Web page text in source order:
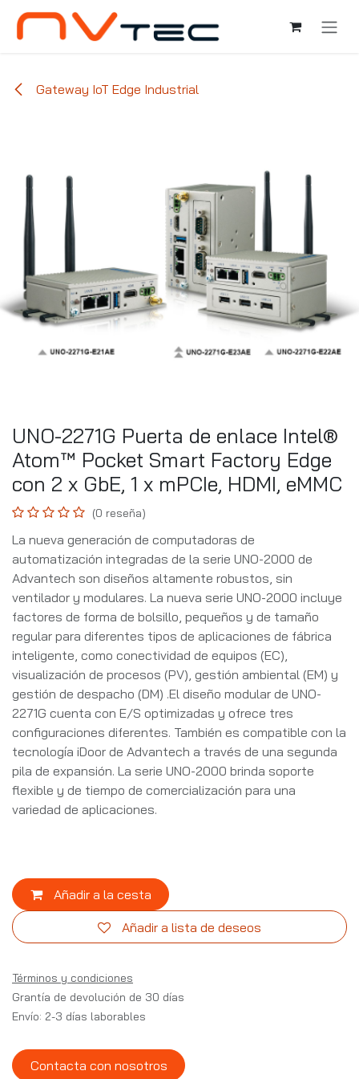
Ir al contenido
Gateway IoT Edge Industrial
UNO-2271G Puerta de enlace Intel®
Atom™ Pocket Smart Factory Edge
con 2 x GbE, 1 x mPCIe, HDMI, eMMC
(0 reseña)
La nueva generación de computadoras de
automatización integradas de la serie UNO-2000 de
Advantech son diseños altamente robustos, sin
ventilador y modulares. La nueva serie UNO-2000 incluye
factores de forma de bolsillo, pequeños y de tamaño
regular para diferentes tipos de aplicaciones de fábrica
inteligente, como conectividad de equipos (EC),
visualización de procesos (PV), gestión ambiental (EM) y
gestión de despacho (DM) .El diseño modular de UNO-
2271G cuenta con E/S optimizadas y ofrece tres
configuraciones diferentes. También es compatible con la
tecnología iDoor de Advantech a través de una segunda
pila de expansión. La serie UNO-2000 brinda soporte
flexible y de tiempo de comercialización para una
variedad de aplicaciones.
Añadir a la cesta
Añadir a lista de deseos
Términos y condiciones
Grantía de devolución de 30 días
Envío: 2-3 días laborables
Contacta con nosotros